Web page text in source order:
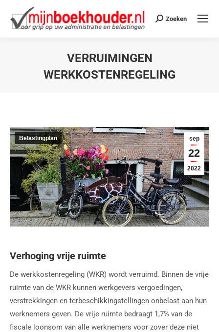
Zoeken
VERRUIMINGEN
WERKKOSTENREGELING
sep
22
2022
Belastingplan
Verhoging vrije ruimte
De werkkostenregeling (WKR) wordt verruimd. Binnen de vrije
ruimte van de WKR kunnen werkgevers vergoedingen,
verstrekkingen en terbeschikkingstellingen onbelast aan hun
werknemers geven. De vrije ruimte bedraagt 1,7% van de
fiscale loonsom van alle werknemers voor zover deze niet